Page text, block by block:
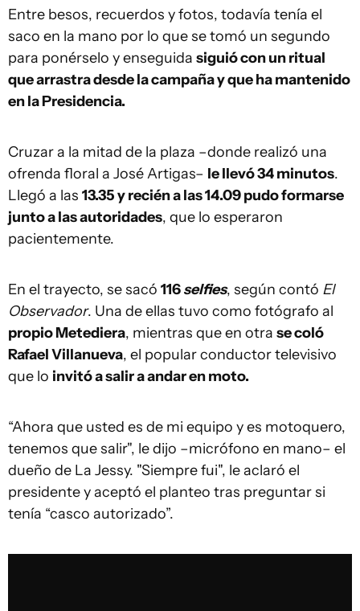
Entre besos, recuerdos y fotos, todavía tenía el
saco en la mano por lo que se tomó un segundo
para ponérselo y enseguida siguió con un ritual
que arrastra desde la campaña y que ha mantenido
en la Presidencia.
Cruzar a la mitad de la plaza –donde realizó una
ofrenda floral a José Artigas– le llevó 34 minutos.
Llegó a las 13.35 y recién a las 14.09 pudo formarse
junto a las autoridades, que lo esperaron
pacientemente.
En el trayecto, se sacó 116selfies, según contó El
Observador. Una de ellas tuvo como fotógrafo al
propio Metediera, mientras que en otra se coló
Rafael Villanueva, el popular conductor televisivo
que lo invitó a salir a andar en moto.
“Ahora que usted es de mi equipo y es motoquero,
tenemos que salir", le dijo –micrófono en mano– el
dueño de La Jessy. "Siempre fui", le aclaró el
presidente y aceptó el planteo tras preguntar si
tenía “casco autorizado”.